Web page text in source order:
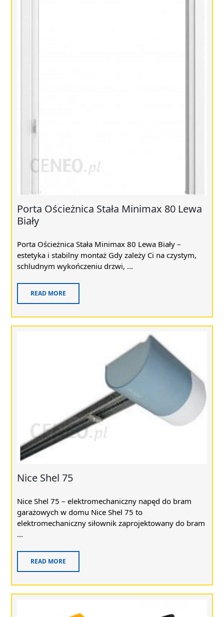
Porta Ościeżnica Stała Minimax 80 Lewa
Biały
Porta Ościeżnica Stała Minimax 80 Lewa Biały –
estetyka i stabilny montaż Gdy zależy Ci na czystym,
schludnym wykończeniu drzwi, ...
READ MORE
Nice Shel 75
Nice Shel 75 – elektromechaniczny napęd do bram
garażowych w domu Nice Shel 75 to
elektromechaniczny siłownik zaprojektowany do bram
...
READ MORE